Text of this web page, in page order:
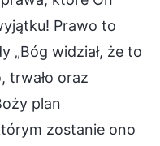
Prawo to
„Bóg widział, że to
trwało oraz
plan
zostanie ono